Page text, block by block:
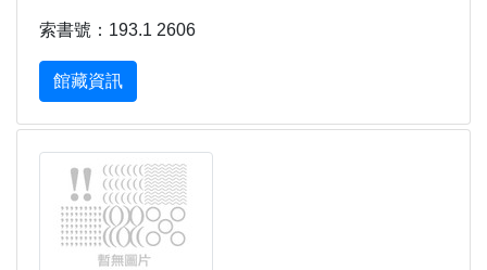
索書號：193.1 2606
館藏資訊